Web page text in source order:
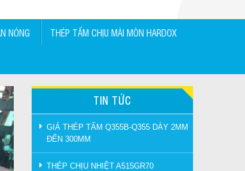
NÓNG THÉP TẤM CHỊU MÀI MÒN HARDOX
TIN TỨC
GIÁ THÉP TẤM Q355B-Q355 DÀY 2MM
ĐẾN 300MM
THÉP CHỊU NHIỆT A515GR70